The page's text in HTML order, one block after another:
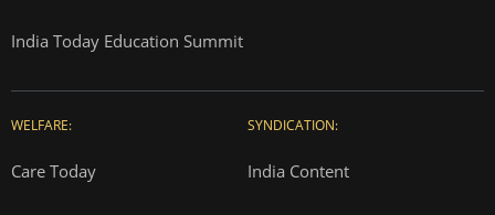
India Today Education Summit
WELFARE:
Care Today
SYNDICATION:
India Content